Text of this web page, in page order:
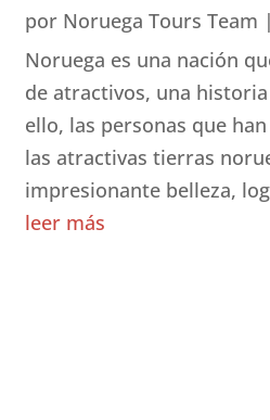
fraudes, y eliminar
contenido, Guardar y
por Noruega Tours Team |
Noruega es una nación
de atractivos, una
ello, las personas que
las atractivas tierras
impresionante belleza,
leer más